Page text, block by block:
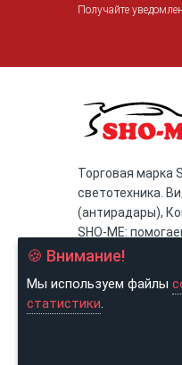
🍪 Внимание!
Мы используем файлы
статистики.
Получайте
Торговая марка
светотехника.
(антирадары),
SHO-ME:
© 2026, SHO-